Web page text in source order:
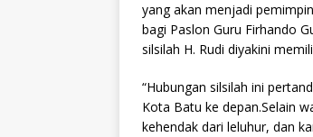
yang akan menjadi
bagi Paslon Guru Firhando
silsilah H. Rudi diyakini
“Hubungan silsilah ini
Kota Batu ke depan.Selain
kehendak dari leluhur, dan